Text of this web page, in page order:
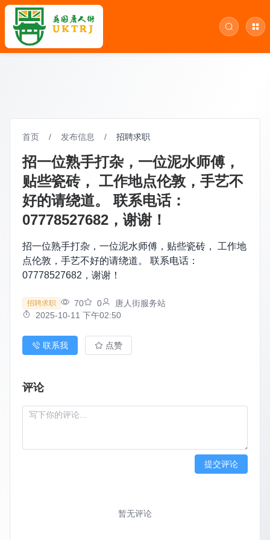
首页 / 发布信息 / 招聘求职
招一位熟手打杂，一位泥水师傅，
贴些瓷砖， 工作地点伦敦，手艺不
好的请绕道。 联系电话：
07778527682，谢谢！
招一位熟手打杂，一位泥水师傅，贴些瓷砖， 工作地
点伦敦，手艺不好的请绕道。 联系电话：
07778527682，谢谢！
招聘求职 70 0
唐人街服务站
2025-10-11 下午02:50
联系我 点赞
评论
提交评论
暂无评论